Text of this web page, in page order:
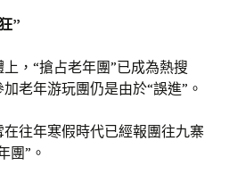
”
，“搶占老年團”已成為熱搜
老年游玩團仍是由於“誤進”。
往年寒假時代已經報團往九寨
團”。